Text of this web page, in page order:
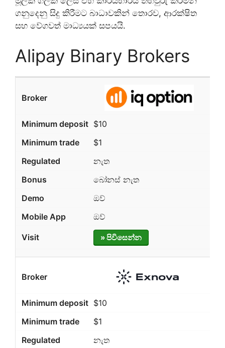
ගනුදෙනු සිදු කිරීමට බාධාවකින් තොරව, ආරක්ෂිත
සහ වේගවත් මාධ්‍යයක් සපයයි.
Alipay Binary Brokers
$10
$1
නැත
බෝනස් නැත
ඔව්
ඔව්
» පිවිසෙන්න
$10
$1
නැත